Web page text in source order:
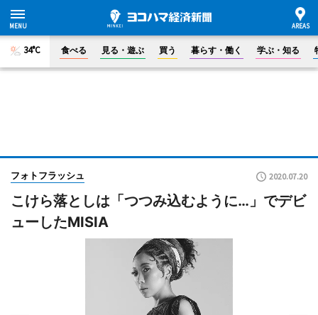
34°C 食べる 見る・遊ぶ 買う 暮らす・働く 学ぶ・知る
フォトフラッシュ 2020.07.20
こけら落としは「つつみ込むように…」でデビ
ューしたMISIA